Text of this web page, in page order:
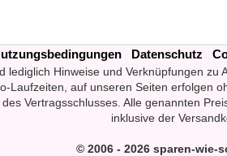
Datenschutz
lediglich Hinweise und Verknüpfungen
Laufzeiten, auf unseren Seiten erfolgen
Vertragsschlusses. Alle genannten
inklusive der
© 2006 - 2026 sparen-wie-